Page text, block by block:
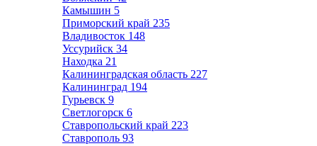
Камышин 5
Приморский край 235
Владивосток 148
Уссурийск 34
Находка 21
Калининградская область 227
Калининград 194
Гурьевск 9
Светлогорск 6
Ставропольский край 223
Ставрополь 93